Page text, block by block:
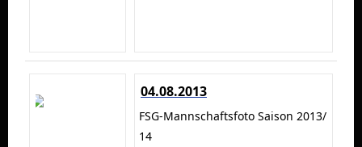
04.08.2013
FSG-Mannschaftsfoto Saison 2013/
14